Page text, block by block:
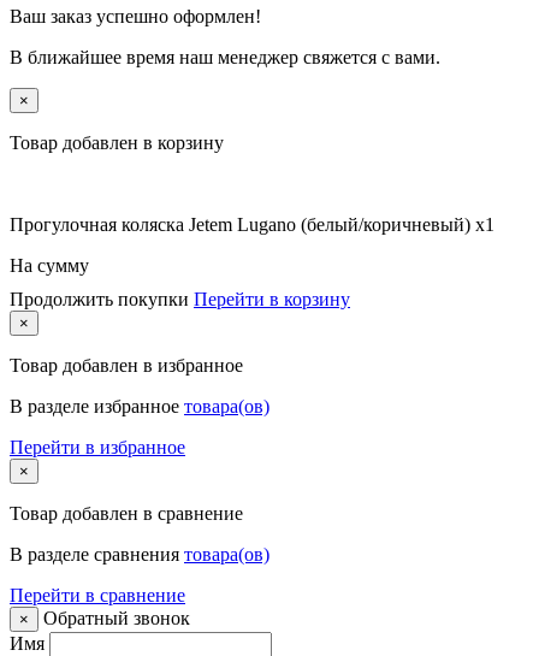
Ваш заказ успешно оформлен!
В ближайшее время наш менеджер свяжется с вами.
×
Товар добавлен в корзину
Прогулочная коляска Jetem Lugano (белый/коричневый) x1
На сумму
Продолжить покупки Перейти в корзину
×
Товар добавлен в избранное
В разделе избранное товара(ов)
Перейти в избранное
×
Товар добавлен в сравнение
В разделе сравнения товара(ов)
Перейти в сравнение
×
Обратный звонок
Имя